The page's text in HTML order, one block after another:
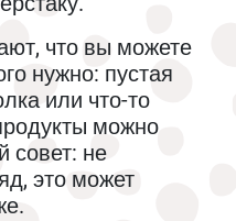
что вы можете
нужно: пустая
или что-то
можно
совет: не
это может